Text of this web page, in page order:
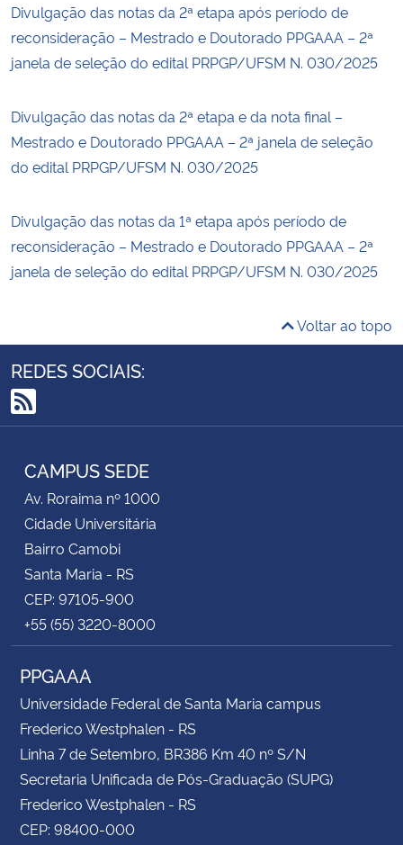
Divulgação das notas da 2ª etapa após período de
reconsideração – Mestrado e Doutorado PPGAAA – 2ª
janela de seleção do edital PRPGP/UFSM N. 030/2025
Divulgação das notas da 2ª etapa e da nota final –
Mestrado e Doutorado PPGAAA – 2ª janela de seleção
do edital PRPGP/UFSM N. 030/2025
Divulgação das notas da 1ª etapa após período de
reconsideração – Mestrado e Doutorado PPGAAA – 2ª
janela de seleção do edital PRPGP/UFSM N. 030/2025
Voltar ao topo
REDES SOCIAIS:
RSS
CAMPUS SEDE
Av. Roraima nº 1000
Cidade Universitária
Bairro Camobi
Santa Maria - RS
CEP: 97105-900
+55 (55) 3220-8000
PPGAAA
Universidade Federal de Santa Maria campus
Frederico Westphalen - RS
Linha 7 de Setembro, BR386 Km 40 nº S/N
Secretaria Unificada de Pós-Graduação (SUPG)
Frederico Westphalen - RS
CEP: 98400-000